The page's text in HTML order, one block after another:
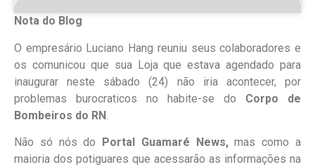
Nota do Blog
O empresário Luciano Hang reuniu seus colaboradores e
os comunicou que sua Loja que estava agendado para
inaugurar neste sábado (24) não iria acontecer, por
problemas burocraticos no habite-se do Corpo de
Bombeiros do RN.
Não só nós do Portal Guamaré News,mas como a
maioria dos potiguares que acessarão as informações na